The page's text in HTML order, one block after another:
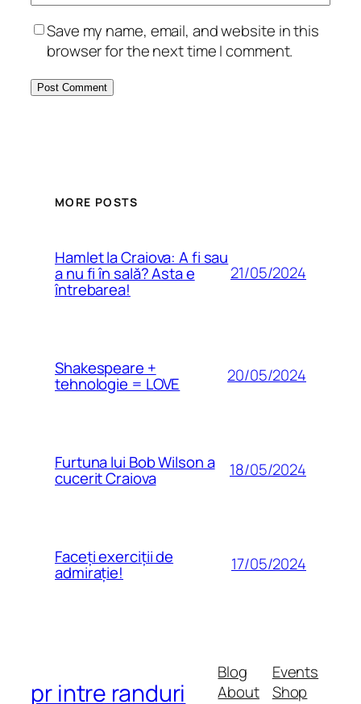
Save my name, email, and website in this
browser for the next time I comment.
MORE POSTS
Hamlet la Craiova: A fi sau
a nu fi în sală? Asta e
întrebarea!
21/05/2024
Shakespeare +
tehnologie = LOVE 20/05/2024
Furtuna lui Bob Wilson a
cucerit Craiova 18/05/2024
Faceți exerciții de
admirație! 17/05/2024
pr intre randuri
Blog
About
Events
Shop